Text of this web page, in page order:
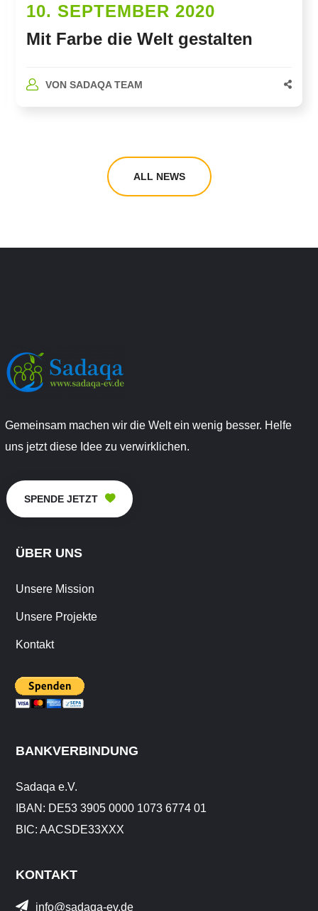
10. SEPTEMBER 2020
Mit Farbe die Welt gestalten
VON SADAQA TEAM
ALL NEWS
Gemeinsam machen wir die Welt ein wenig besser. Helfe
uns jetzt diese Idee zu verwirklichen.
SPENDE JETZT
ÜBER UNS
Unsere Mission
Unsere Projekte
Kontakt
BANKVERBINDUNG
Sadaqa e.V.
IBAN: DE53 3905 0000 1073 6774 01
BIC: AACSDE33XXX
KONTAKT
info@sadaqa-ev.de